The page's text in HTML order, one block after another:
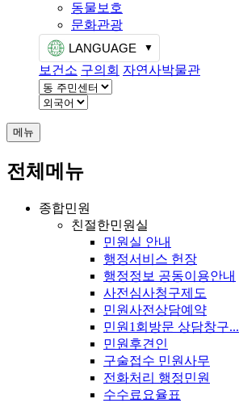
동물보호
문화관광
LANGUAGE
보건소 구의회 자연사박물관
메뉴
전체메뉴
종합민원
친절한민원실
민원실 안내
행정서비스 헌장
행정정보 공동이용안내
사전심사청구제도
민원사전상담예약
민원1회방문 상담창구...
민원후견인
구술접수 민원사무
전화처리 행정민원
수수료요율표